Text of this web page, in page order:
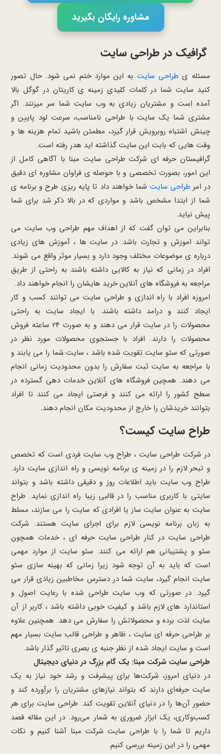
مشاوره رایگان بگیرید
گرافیک در طراحی سایت
مسئله ی طراحی سایت به این موارد ختم نمی شود. حال تصور
کنید سایت شما در کلمات کلیدی زمینه ی کاریتان در گوگل بالا
آمده است و مشتریان زیادی به وب سایت شما سر میزنند. اگر
مشتری شما یک سایت با طراحی نامناسب، سرعت لود پایین و
چینش اشتباه روبرویش قرار گیرد، مطمئن باشید تمام هزینه ها و
وقت هایی که بابت این سایت گذاشته اید هدر رفته است.
گرافیستان حرفه ای شرکت طراحی سایت مبنا با آگاهی کامل از
این امور، بصورت تخصصی و با حوصله ی فراوان مشاوره ای دقیق
در امر طراحی سایت شما خواهند داد تا پایه ریزی طرح و برنامه ی
شما از ابتدا مشخص باشد و مواردی که در بالا ذکر شد برای شما
پیش نیاید.
بنابراین می توان گفت که از اهداف مهم طراحی وب سایت می
تواند اموزش و تجارت باشد. در سایت ها ، آموزش های زیادی
درباره ی موضوعات مختلف وجود دارد و بسیار موثر واقع می شوند.
افراد در زمانی که نیاز به کالایی داشته باشند به راحتی از طریق
مراجعه به فروشگاه های آنلاین خرید هایشان را انجام خواهند داد.
امروزه افراد با راه اندازی و طراحی سایت می توانند کسب و کار
ایجاد کنند و درامد داشته باشند. با ایجاد سایت به راحتی
محصولات را در سایت قرار می دهند و به صورت 24 ساعته فروش
محصولات را دارند. افراد با جستجوی محصولات مورد نظر در
صورتی که سئو سایت تقویت شده باشد ، سایت شما را می یابند و
با مراجعه به سایت ثبت سفارش را بدون محدودیت زمانی انجام
می دهند. همچین فروشگاه های آنلاین خدمات دهی گسترده در
سطح کشور را ارائه می کنند و فرصتی ایجاد می کنند تا افراد
بتوانند خریدشان را خارج از محدودیت مکان انجام دهند.
طراح سایت کیست؟
در شرکت طراحی سایت ، طراح وب سایت فردی است که تخصص
و تبحر لازم را در زمینه ی برنامه نویسی و راه اندازی سایت دارد.
طراح وب سایت باید اطلاعات روز و دقیقی داشته باشد و بتواند
سایتی با کاربری مناسب را در قالبی زیبا راه اندازی نماید. طراح
سایت به عنوان سایت ساز یا افرادی که سایت را می سازند، مسلط
به زبان برنامه نویسی لازم برای اجرای سایت هستند. شرکت
طراحی سایت در کنار طراحی سایت حرفه ای ، خدمات همچون
سئو و پشتیبانی هم ارائه می کنند. سئو سایت از موارد مهمی
است که باید به آن توجه شود زیرا زمانی که بهینه سازی سئو
سایت انجام گیرد، سایت شما در دسترس مخاطبین زیادی قرار می
گیرد. در صورتی که وب سایت طراحی شده با رعایت اصول و
استاندارد های لازم باشد و کیفیت خوبی داشته باشد ، کاربر از آن
سایت لذت برده و محصولاتش را سفارش می دهد. همچنین علاوه
بر طراحی حرفه ای سایت ، ظاهر و طراحی قالب سایت بسیار مهم
است و سایت ایجاد شده از نظر جنبه ی بصری تاثیر گذار باشد.
طراحی سایت شرکت مبنا: یک گام بزرگ در دنیای دیجیتال
در دنیای امروز، شرکت‌ها برای پیشرفت و رشد خود نیاز به یک
سایت حرفه‌ای دارند که بتواند نیازهای مشتریان را برآورده کند و
حضور آن‌ها را در دنیای آنلاین تقویت کند. طراحی سایت برای هر
کسب‌وکاری، یک ابزار ضروری به شمار می‌رود. در این مقاله قصد
داریم تا شما را با طراحی سایت شرکت مبنا آشنا کنیم و نکات
مهمی را در این زمینه بررسی کنیم.